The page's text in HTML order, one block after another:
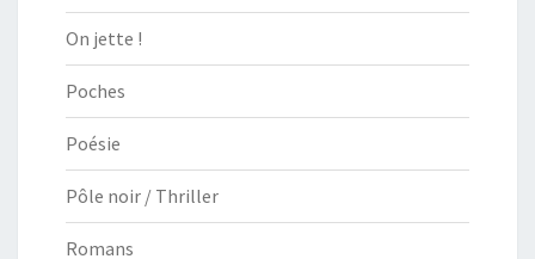
On jette !
Poches
Poésie
Pôle noir / Thriller
Romans